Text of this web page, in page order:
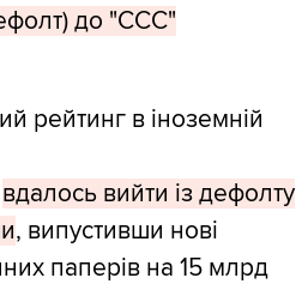
до "CCC"
рейтинг в іноземній
вдалось вийти із дефолту
, випустивши нові
паперів на 15 млрд